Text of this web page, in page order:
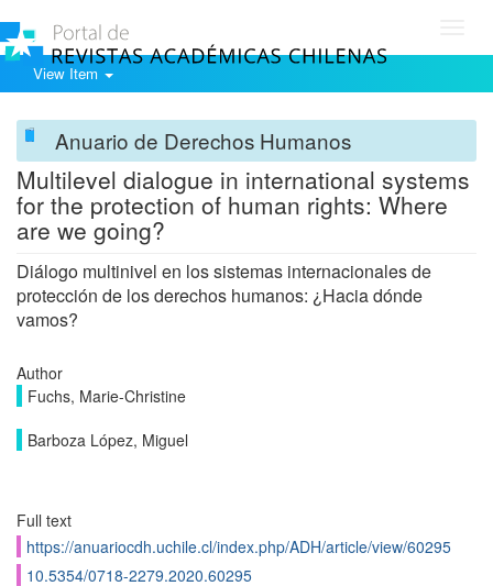
View Item
Anuario de Derechos Humanos
Multilevel dialogue in international systems
for the protection of human rights: Where
are we going?
Diálogo multinivel en los sistemas internacionales de
protección de los derechos humanos: ¿Hacia dónde
vamos?
Author
Fuchs, Marie-Christine
Barboza López, Miguel
Full text
https://anuariocdh.uchile.cl/index.php/ADH/article/view/60295
10.5354/0718-2279.2020.60295